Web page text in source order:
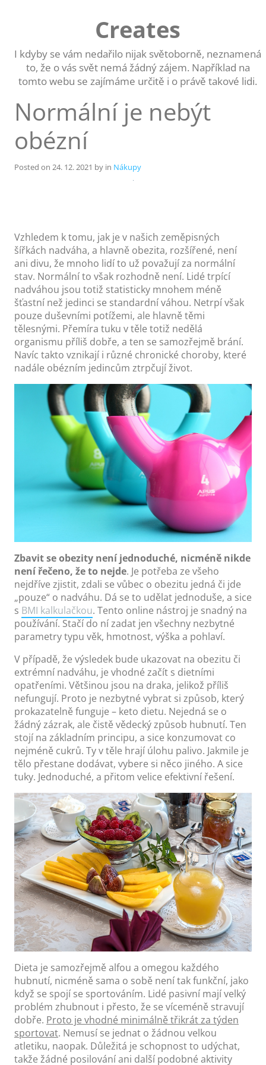
Creates
I kdyby se vám nedařilo nijak světoborně, neznamená
to, že o vás svět nemá žádný zájem. Například na
tomto webu se zajímáme určitě i o právě takové lidi.
Normální je nebýt
obézní
Posted on 24. 12. 2021 by in Nákupy
Vzhledem k tomu, jak je v našich zeměpisných
šířkách nadváha, a hlavně obezita, rozšířené, není
ani divu, že mnoho lidí to už považují za normální
stav. Normální to však rozhodně není. Lidé trpící
nadváhou jsou totiž statisticky mnohem méně
šťastní než jedinci se standardní váhou. Netrpí však
pouze duševními potížemi, ale hlavně těmi
tělesnými. Přemíra tuku v těle totiž nedělá
organismu příliš dobře, a ten se samozřejmě brání.
Navíc takto vznikají i různé chronické choroby, které
nadále obézním jedincům ztrpčují život.
Zbavit se obezity není jednoduché, nicméně nikde
není řečeno, že to nejde. Je potřeba ze všeho
nejdříve zjistit, zdali se vůbec o obezitu jedná či jde
„pouze“ o nadváhu. Dá se to udělat jednoduše, a sice
s BMI kalkulačkou. Tento online nástroj je snadný na
používání. Stačí do ní zadat jen všechny nezbytné
parametry typu věk, hmotnost, výška a pohlaví.
V případě, že výsledek bude ukazovat na obezitu či
extrémní nadváhu, je vhodné začít s dietními
opatřeními. Většinou jsou na draka, jelikož příliš
nefungují. Proto je nezbytné vybrat si způsob, který
prokazatelně funguje – keto dietu. Nejedná se o
žádný zázrak, ale čistě vědecký způsob hubnutí. Ten
stojí na základním principu, a sice konzumovat co
nejméně cukrů. Ty v těle hrají úlohu palivo. Jakmile je
tělo přestane dodávat, vybere si něco jiného. A sice
tuky. Jednoduché, a přitom velice efektivní řešení.
Dieta je samozřejmě alfou a omegou každého
hubnutí, nicméně sama o sobě není tak funkční, jako
když se spojí se sportováním. Lidé pasivní mají velký
problém zhubnout i přesto, že se víceméně stravují
dobře. Proto je vhodné minimálně třikrát za týden
sportovat. Nemusí se jednat o žádnou velkou
atletiku, naopak. Důležitá je schopnost to udýchat,
takže žádné posilování ani další podobné aktivity